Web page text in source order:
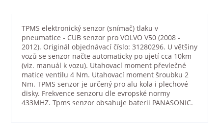
TPMS elektronický senzor (snímač) tlaku v
pneumatice - CUB senzor pro VOLVO V50 (2008 -
2012). Originál objednávací číslo: 31280296. U většiny
vozů se senzor načte automaticky po ujetí cca 10km
(viz. manuál k vozu). Utahovací moment převlečné
matice ventilu 4 Nm. Utahovací moment šroubku 2
Nm. TPMS senzor je určený pro alu kola i plechové
disky. Frekvence senzoru dle evropské normy
433MHZ. Tpms senzor obsahuje baterii PANASONIC.